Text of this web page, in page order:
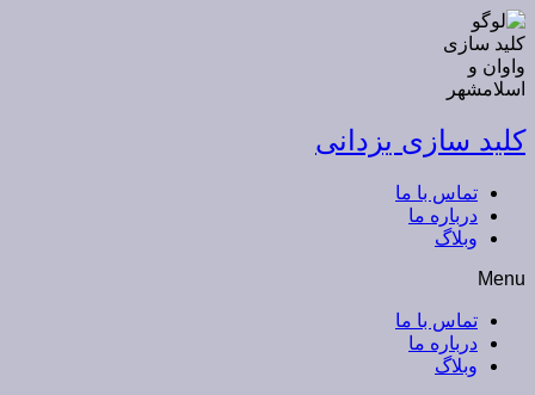
کلید سازی یزدانی
تماس با ما
درباره ما
وبلاگ
Menu
تماس با ما
درباره ما
وبلاگ